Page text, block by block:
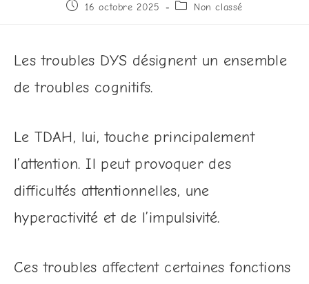
16 octobre 2025 Non classé
Les troubles DYS désignent un ensemble
de troubles cognitifs.
Le TDAH, lui, touche principalement
l’attention. Il peut provoquer des
difficultés attentionnelles, une
hyperactivité et de l’impulsivité.
Ces troubles affectent certaines fonctions